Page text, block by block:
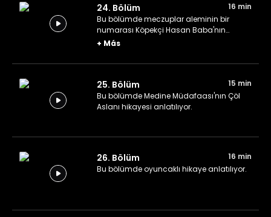
24. Bölüm
16 min
Bu bölümde meczuplar aleminin bir
numarası Köpekçi Hasan Baba'nın
hikayesi anlatılıyor.
+ Más
25. Bölüm
15 min
Bu bölümde Medine Müdafaası'nın Çöl
Aslanı hikayesi anlatılıyor.
26. Bölüm
16 min
Bu bölümde oyuncaklı hikaye anlatılıyor.